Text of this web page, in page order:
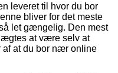
leveret til hvor du bor
bliver for det meste
let gængelig. Den mest
at være selv at
af at du bor nær online